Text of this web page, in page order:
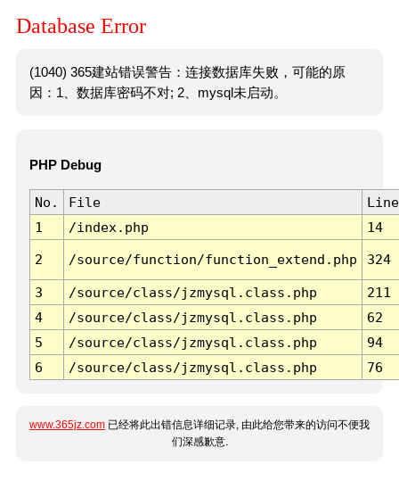
Database Error
(1040) 365建站错误警告：连接数据库失败，可能的原
因：1、数据库密码不对; 2、mysql未启动。
PHP Debug
No. File
Line
1
/index.php 14
2 /source/function/function_extend.php 324
3 /source/class/jzmysql.class.php
211
4
/source/class/jzmysql.class.php
62
5
/source/class/jzmysql.class.php
94
6
/source/class/jzmysql.class.php 76
www.365jz.com 已经将此出错信息详细记录, 由此给您带来的访问不便我
们深感歉意.